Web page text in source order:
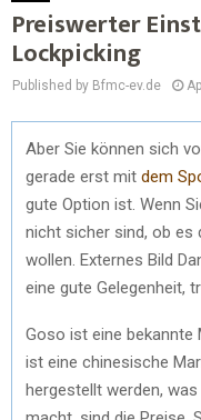
Preiswerter
Lockpicking
Published by Bfmc-ev.de
Aber Sie können sich
gerade erst mit dem
gute Option ist. Wenn
nicht sicher sind, ob es
wollen. Externes Bild
eine gute Gelegenheit,
Goso ist eine bekannte
ist eine chinesische
hergestellt werden,